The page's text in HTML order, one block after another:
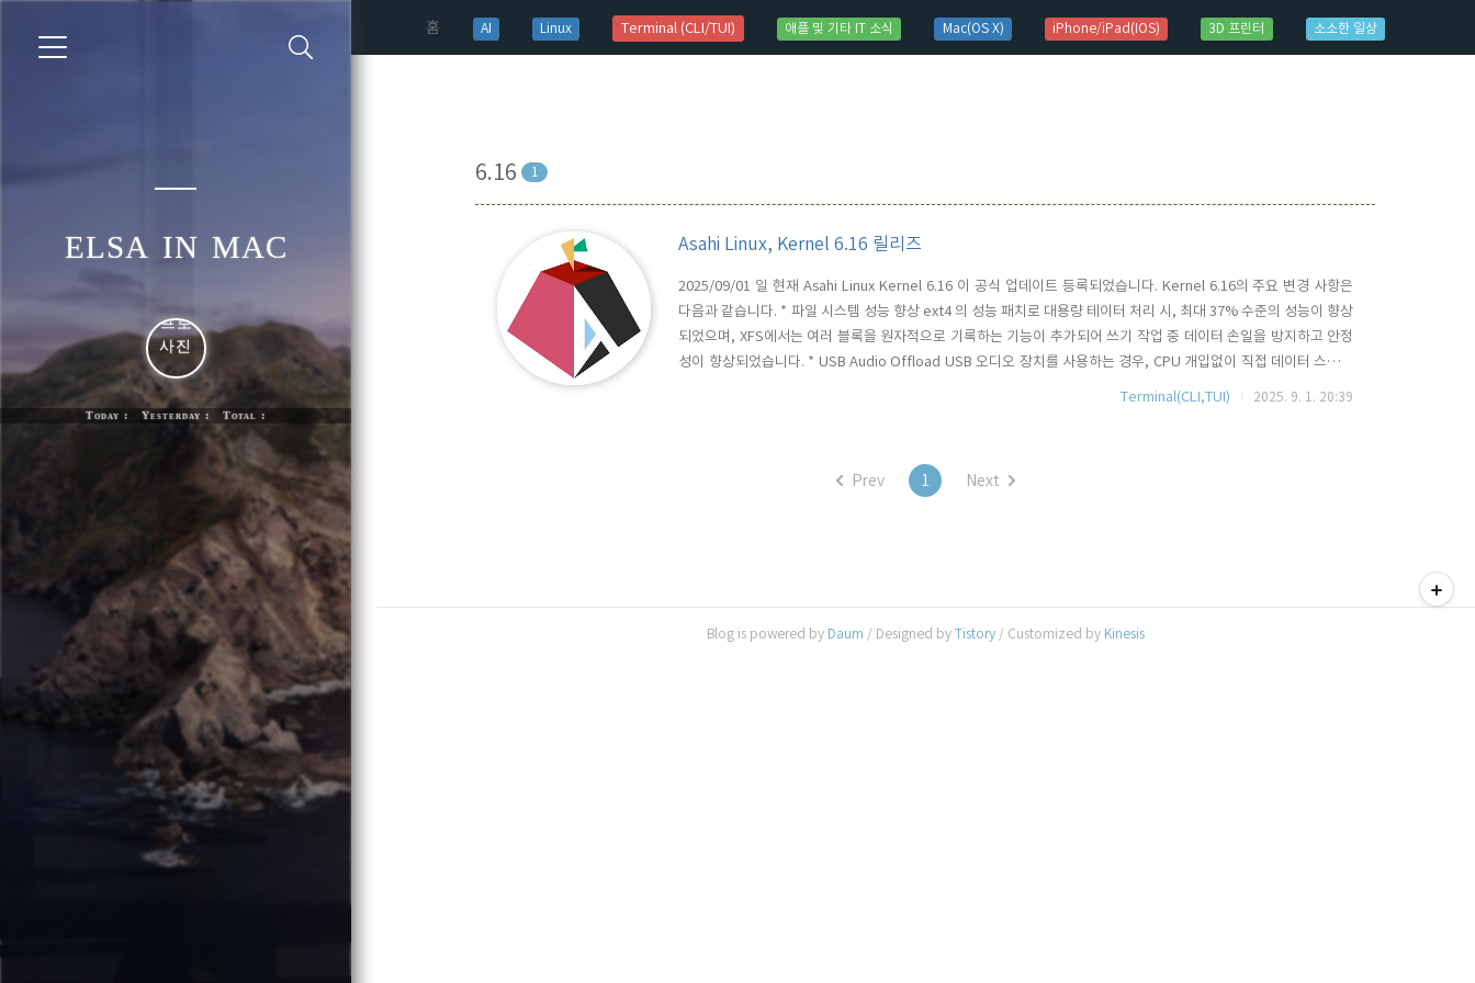
홈(current)
AI Linux Terminal (CLI/TUI) 애플 및 기타 IT 소식 Mac(OS X) iPhone/iPad(IOS) 3D 프린터 소소한 일상
elsa in mac
Today : Yesterday : Total :
6.16 1
Asahi Linux, Kernel 6.16 릴리즈
2025/09/01 일 현재 Asahi Linux Kernel 6.16 이 공식 업데이트 등록되었습니다. Kernel 6.16의 주요 변경 사항은
다음과 같습니다. * 파일 시스템 성능 향상 ext4 의 성능 패치로 대용량 테이터 처리 시, 최대 37% 수준의 성능이 향상
되었으며, XFS에서는 여러 블록을 원자적으로 기록하는 기능이 추가되어 쓰기 작업 중 데이터 손일을 방지하고 안정
성이 향상되었습니다. * USB Audio Offload USB 오디오 장치를 사용하는 경우, CPU 개입없이 직접 데이터 스트림
을 처리할 수 있게 됨. * Intel의 새로운 명렁여 확장 세트인 APX(Advanced Performance Extensions) 지원을 위한
Terminal(CLI,TUI) 2025. 9. 1. 20:39
Prev 1 Next
Blog is powered by Daum / Designed by Tistory/ Customized by Kinesis